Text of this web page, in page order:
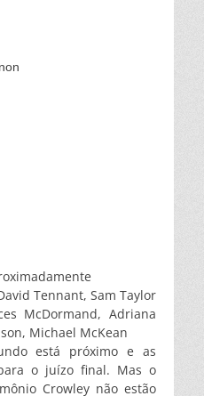
Tennant, Sam Taylor
McDormand, Adriana
Michael McKean
está próximo e as
o juízo final. Mas o
Crowley não estão